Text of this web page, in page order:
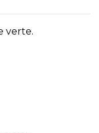
verte.